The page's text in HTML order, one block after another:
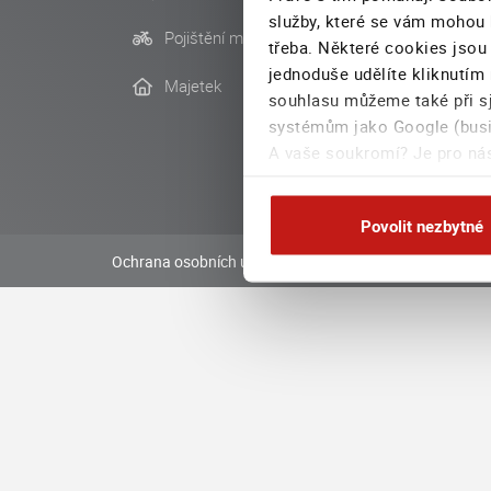
služby, které se vám
třeba. Některé cookies
jednoduše udělíte
souhlasu můžeme také při
systémům jako Google
A vaše soukromí? Je pro
Povolit nezbytné
Pojištění motocyklu
Majetek
Firemní
Ochrana osobních údajů Prohlášení o přístupnosti